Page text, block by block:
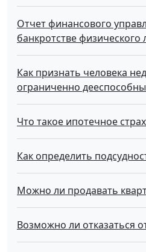
Отчет финансового
банкротстве физического
Как признать человека
ограниченно
Что такое ипотечное
Как определить
Можно ли продавать
Возможно ли отказаться